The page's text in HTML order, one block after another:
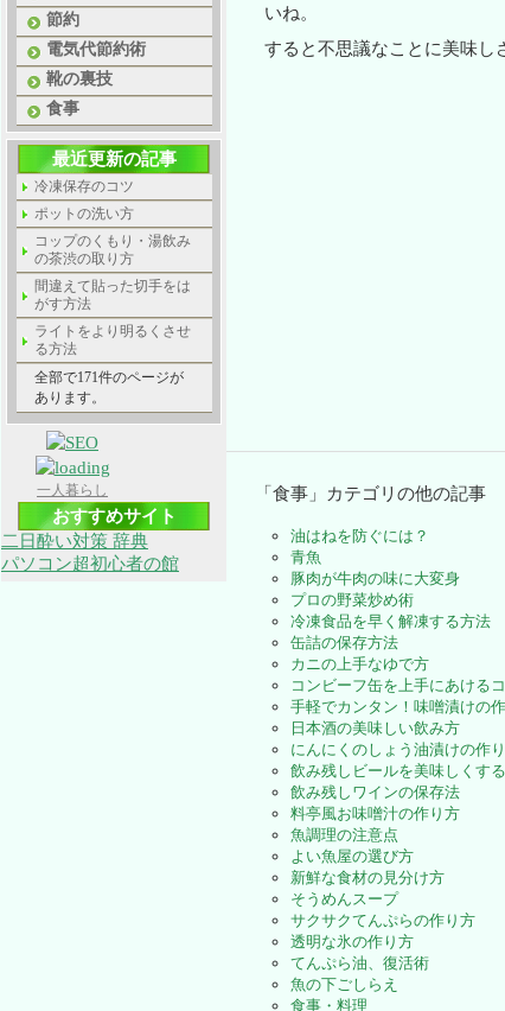
いね。
すると不思議なことに美味し
「食事」カテゴリの他の記事
油はねを防ぐには？
青魚
豚肉が牛肉の味に大変身
プロの野菜炒め術
冷凍食品を早く解凍する方法
缶詰の保存方法
カニの上手なゆで方
コンビーフ缶を上手にあける
手軽でカンタン！味噌漬けの
日本酒の美味しい飲み方
にんにくのしょう油漬けの作
飲み残しビールを美味しくす
飲み残しワインの保存法
料亭風お味噌汁の作り方
魚調理の注意点
よい魚屋の選び方
新鮮な食材の見分け方
そうめんスープ
サクサクてんぷらの作り方
透明な氷の作り方
てんぷら油、復活術
魚の下ごしらえ
食事・料理
節約
電気代節約術
靴の裏技
食事
最近更新の記事
冷凍保存のコツ
ポットの洗い方
コップのくもり・湯飲み
の茶渋の取り方
間違えて貼った切手をは
がす方法
ライトをより明るくさせ
る方法
全部で171件のページが
あります。
一人暮らし
おすすめサイト
二日酔い対策 辞典
パソコン超初心者の館